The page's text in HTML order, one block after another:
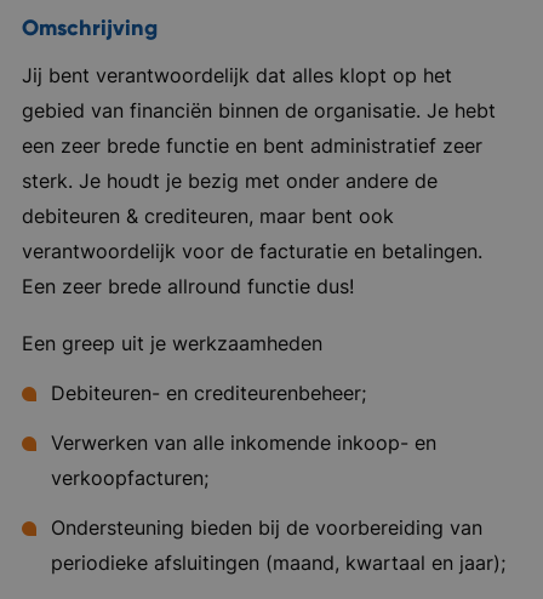
Omschrijving
Jij bent verantwoordelijk dat alles klopt op het
gebied van financiën binnen de organisatie. Je hebt
een zeer brede functie en bent administratief zeer
sterk. Je houdt je bezig met onder andere de
debiteuren & crediteuren, maar bent ook
verantwoordelijk voor de facturatie en betalingen.
Een zeer brede allround functie dus!
Een greep uit je werkzaamheden
Debiteuren- en crediteurenbeheer;
Verwerken van alle inkomende inkoop- en
verkoopfacturen;
Ondersteuning bieden bij de voorbereiding van
periodieke afsluitingen (maand, kwartaal en jaar);